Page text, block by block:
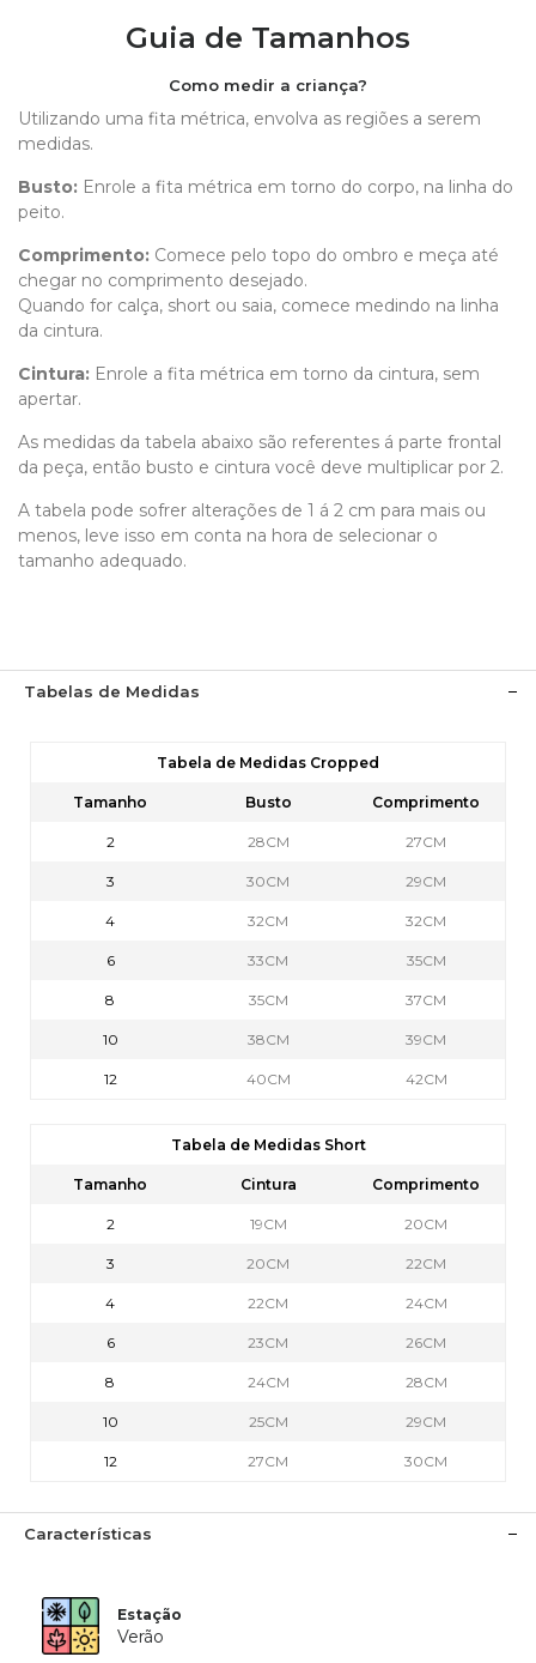
Guia de Tamanhos
Como medir a criança?
Utilizando uma fita métrica, envolva as regiões a serem
medidas.
Busto: Enrole a fita métrica em torno do corpo, na linha do
peito.
Comprimento: Comece pelo topo do ombro e meça até
chegar no comprimento desejado.
Quando for calça, short ou saia, comece medindo na linha
da cintura.
Cintura: Enrole a fita métrica em torno da cintura, sem
apertar.
As medidas da tabela abaixo são referentes á parte frontal
da peça, então busto e cintura você deve multiplicar por 2.
A tabela pode sofrer alterações de 1 á 2 cm para mais ou
menos, leve isso em conta na hora de selecionar o
tamanho adequado.
Tabelas de Medidas
Tabela de Medidas Cropped
Tamanho Busto Comprimento
2 28CM 27CM
3 30CM 29CM
4 32CM 32CM
6 33CM 35CM
8 35CM 37CM
10 38CM 39CM
12 40CM 42CM
Tabela de Medidas Short
Tamanho Cintura Comprimento
2 19CM 20CM
3 20CM 22CM
4 22CM 24CM
6 23CM 26CM
8 24CM 28CM
10 25CM 29CM
12 27CM 30CM
Características
Estação
Verão